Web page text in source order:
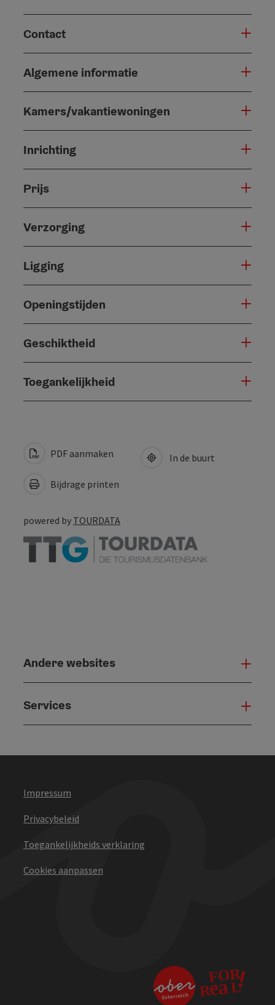
Contact
Algemene informatie
Kamers/vakantiewoningen
Inrichting
Prijs
Verzorging
Ligging
Openingstijden
Geschiktheid
Toegankelijkheid
PDF aanmaken
Bijdrage printen
In de buurt
powered by TOURDATA
Andere websites
Services
Impressum
Privacybeleid
Toegankelijkheids verklaring
Cookies aanpassen